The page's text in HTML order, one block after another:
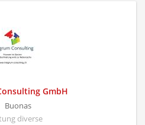
GmbH
Buonas
diverse